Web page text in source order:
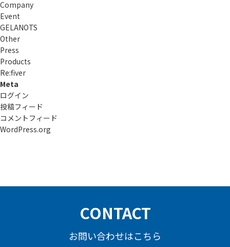
Company
Event
GELANOTS
Other
Press
Products
Re:ﬁver
Meta
ログイン
投稿フィード
コメントフィード
WordPress.org
CONTACT
お問い合わせはこちら